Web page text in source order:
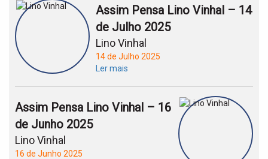
Assim Pensa Lino Vinhal – 14
de Julho 2025
Lino Vinhal
14 de Julho 2025
Ler mais
Assim Pensa Lino Vinhal – 16
de Junho 2025
Lino Vinhal
16 de Junho 2025